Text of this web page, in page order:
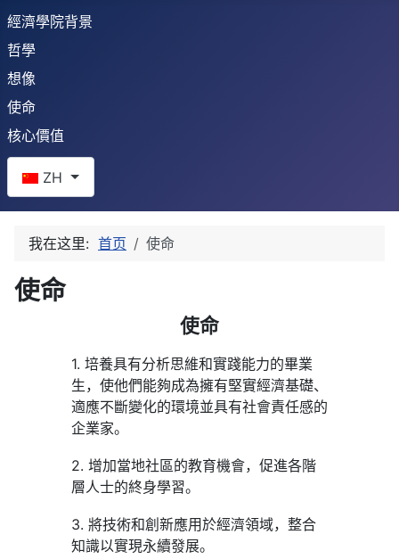
經濟學院背景
哲學
想像
使命
核心價值
ZH
我在这里: 首页 使命
使命
使命
1. 培養具有分析思維和實踐能力的畢業
生，使他們能夠成為擁有堅實經濟基礎、
適應不斷變化的環境並具有社會責任感的
企業家。
2. 增加當地社區的教育機會，促進各階
層人士的終身學習。
3. 將技術和創新應用於經濟領域，整合
知識以實現永續發展。